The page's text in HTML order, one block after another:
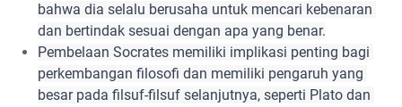
bahwa dia selalu berusaha untuk mencari kebenaran
dan bertindak sesuai dengan apa yang benar.
Pembelaan Socrates memiliki implikasi penting bagi
perkembangan filosofi dan memiliki pengaruh yang
besar pada filsuf-filsuf selanjutnya, seperti Plato dan